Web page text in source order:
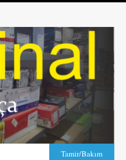
Tamir/Bakım